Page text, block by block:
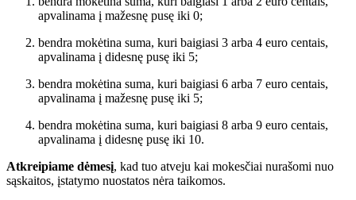
apvalinama į mažesnę pusę iki 0;
bendra mokėtina suma, kuri baigiasi 3 arba 4 euro centais,
apvalinama į didesnę pusę iki 5;
bendra mokėtina suma, kuri baigiasi 6 arba 7 euro centais,
apvalinama į mažesnę pusę iki 5;
bendra mokėtina suma, kuri baigiasi 8 arba 9 euro centais,
apvalinama į didesnę pusę iki 10.
Atkreipiame dėmesį, kad tuo atveju kai mokesčiai nurašomi nuo
sąskaitos, įstatymo nuostatos nėra taikomos.